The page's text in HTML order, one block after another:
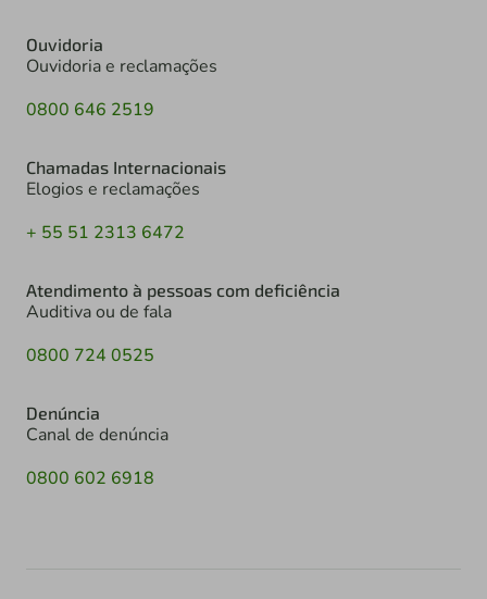
Ouvidoria
Ouvidoria e reclamações
0800 646 2519
Chamadas Internacionais
Elogios e reclamações
+ 55 51 2313 6472
Atendimento à pessoas com deficiência
Auditiva ou de fala
0800 724 0525
Denúncia
Canal de denúncia
0800 602 6918